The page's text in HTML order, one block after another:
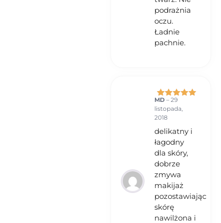
podrażnia
oczu.
Ładnie
pachnie.
Oceniono
na 5
MD – 29
listopada,
2018
delikatny i
łagodny
dla skóry,
dobrze
zmywa
makijaż
pozostawiając
skórę
nawilżona i